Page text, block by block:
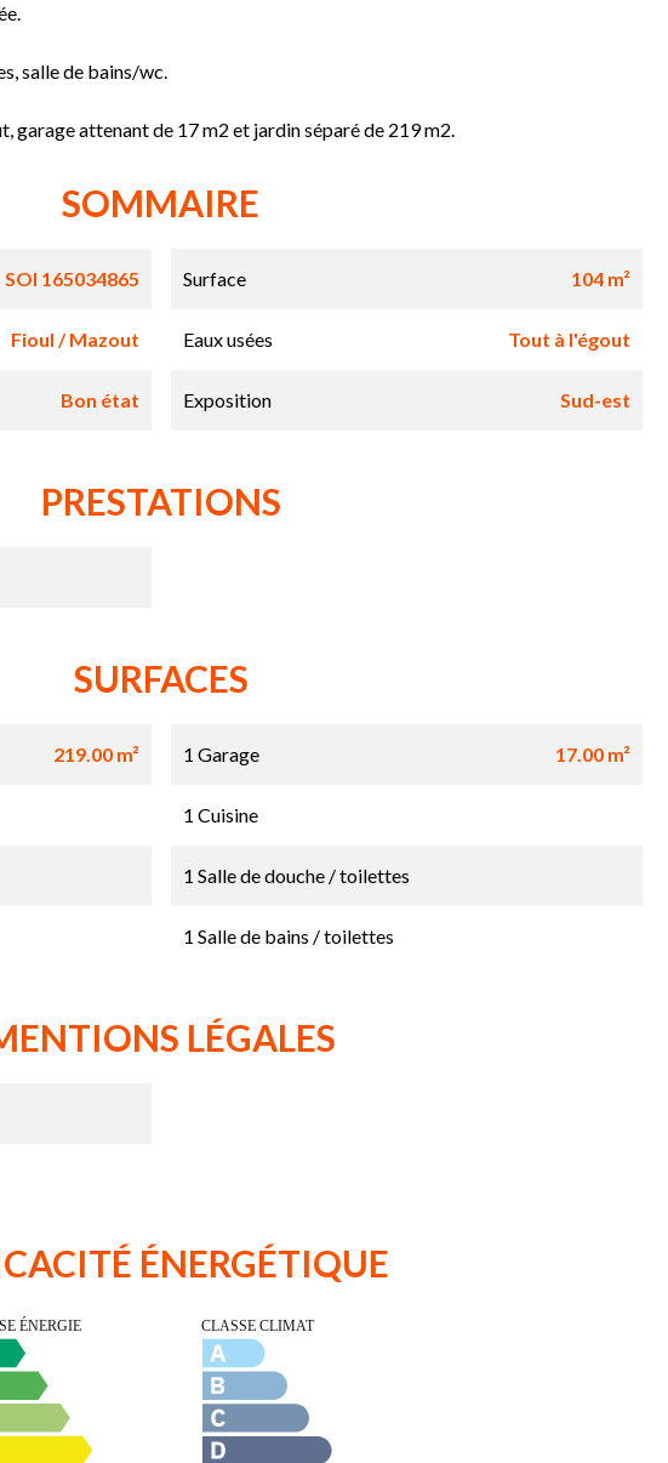
salle de bains/wc.
garage attenant de 17 m2 et jardin séparé de 219 m2.
SOMMAIRE
SOI 165034865 Surface 104 m²
Fioul / Mazout Eaux usées Tout à l'égout
Bon état Exposition Sud-est
PRESTATIONS
SURFACES
219.00 m² 1 Garage 17.00 m²
1 Cuisine
1 Salle de douche / toilettes
1 Salle de bains / toilettes
LÉGALES
ÉNERGÉTIQUE